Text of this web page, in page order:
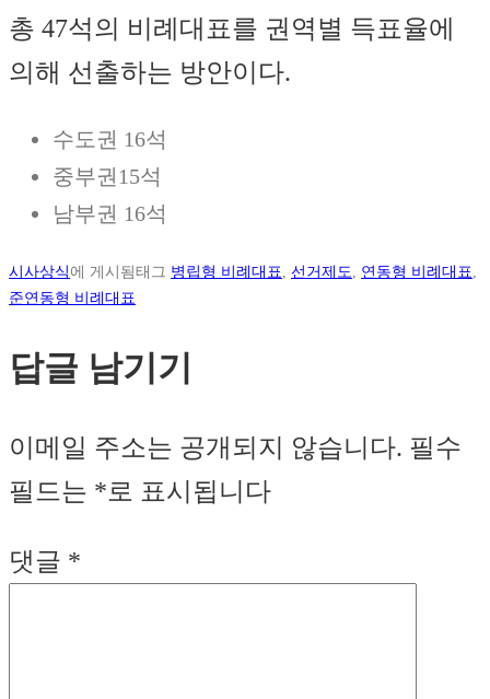
총 47석의 비례대표를 권역별 득표율에
의해 선출하는 방안이다.
수도권 16석
중부권15석
남부권 16석
시사상식에 게시됨태그 병립형 비례대표 선거제도 연동형 비례대표
준연동형 비례대표
답글 남기기
이메일 주소는 공개되지 않습니다. 필수
필드는 *로 표시됩니다
댓글 *